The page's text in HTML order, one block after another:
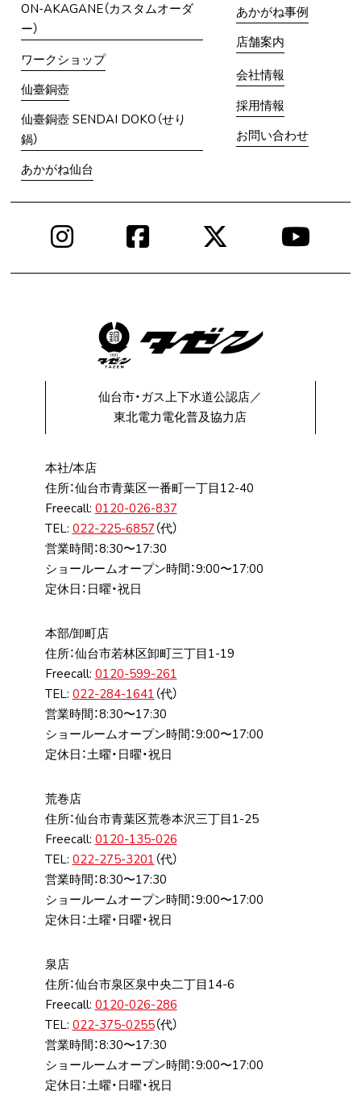
ON-AKAGANE（カスタムオーダ
ー）
ワークショップ
仙臺銅壺
仙臺銅壺 SENDAI DOKO（せり
鍋）
あかがね仙台
あかがね事例
店舗案内
会社情報
採用情報
お問い合わせ
InstagramFacebook
仙台市・ガス上下水道公認店／
東北電力電化普及協力店
本社/本店
住所：仙台市⻘葉区⼀番町⼀丁⽬12-40
Freecall: 0120-026-837
TEL: 022-225-6857 （代）
営業時間：8:30〜17:30
ショールームオープン時間：9:00〜17:00
定休日：日曜・祝日
本部/卸町店
住所：仙台市若林区卸町三丁⽬1-19
Freecall: 0120-599-261
TEL: 022-284-1641 （代）
営業時間：8:30〜17:30
ショールームオープン時間：9:00〜17:00
定休日：土曜・日曜・祝日
荒巻店
住所：仙台市⻘葉区荒巻本沢三丁⽬1-25
Freecall: 0120-135-026
TEL: 022-275-3201 （代）
営業時間：8:30〜17:30
ショールームオープン時間：9:00〜17:00
定休日：土曜・日曜・祝日
泉店
住所：仙台市泉区泉中央⼆丁⽬14-6
Freecall: 0120-026-286
TEL: 022-375-0255（代）
営業時間：8:30〜17:30
ショールームオープン時間：9:00〜17:00
定休日：土曜・日曜・祝日